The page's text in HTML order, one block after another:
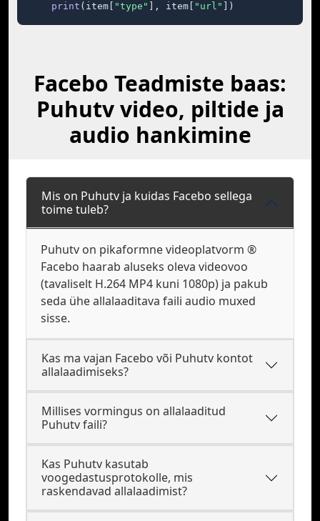
print (item[ "type" ], item[ "url" ])
Facebo Teadmiste baas:
Puhutv video, piltide ja
audio hankimine
Mis on Puhutv ja kuidas Facebo sellega
toime tuleb?
Puhutv on pikaformne videoplatvorm ®
Facebo haarab aluseks oleva videovoo
(tavaliselt H.264 MP4 kuni 1080p) ja pakub
seda ühe allalaaditava faili audio muxed
sisse.
Kas ma vajan Facebo või Puhutv kontot
allalaadimiseks?
Millises vormingus on allalaaditud
Puhutv faili?
Kas Puhutv kasutab
voogedastusprotokolle, mis
raskendavad allalaadimist?